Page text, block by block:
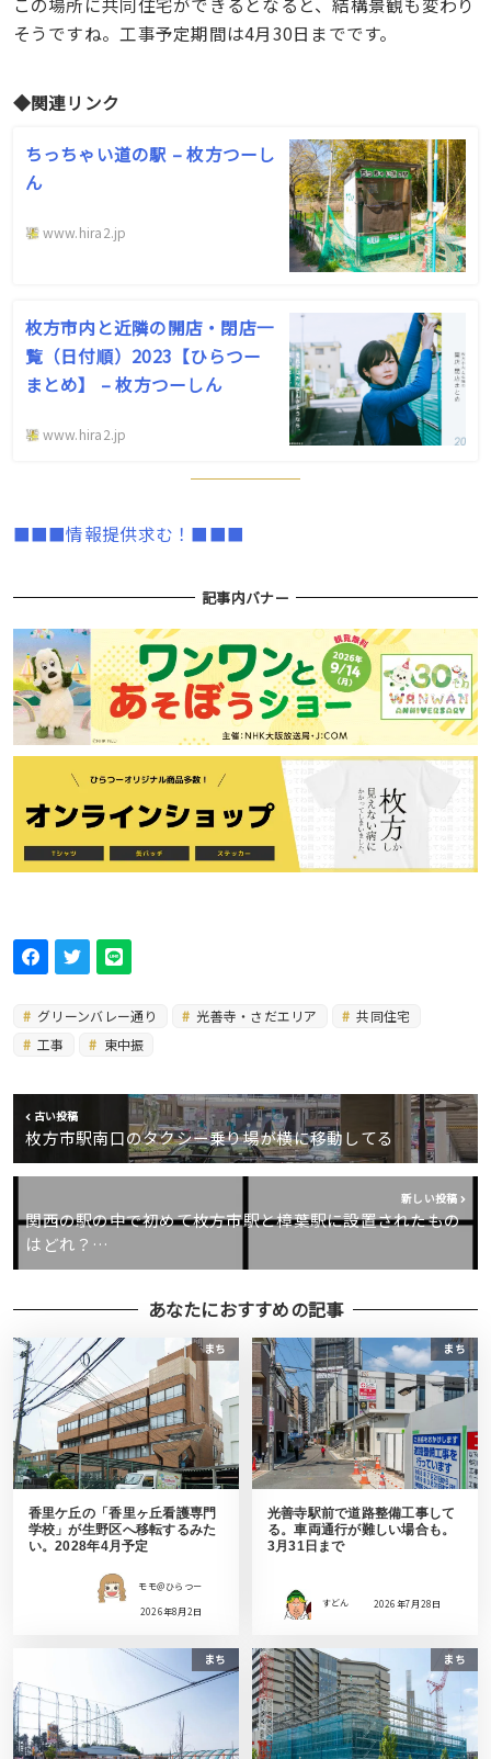
そうですね。工事予定期間は4月30日までです。
◆関連リンク
ちっちゃい道の駅 – 枚方つーし
ん
www.hira2.jp
枚方市内と近隣の開店・閉店一
覧（日付順）2023【ひらつー
まとめ】 – 枚方つーしん
www.hira2.jp
■■■情報提供求む！■■■
記事内バナー
グリーンバレー通り 光善寺・さだエリア
共同住宅
工事
東中振
古い投稿
枚方市駅南口のタクシー乗り場が横に移動してる
新しい投稿
関西の駅の中で初めて枚方市駅と樟葉駅に設置されたもの
はどれ？…
あなたにおすすめの記事
まち
香里ケ丘の「香里ヶ丘看護専門
学校」が生野区へ移転するみた
い。2028年4月予定
モモ＠ひらつー
2026年8月2日
まち
光善寺駅前で道路整備工事して
る。車両通行が難しい場合も。
3月31日まで
すどん 2026年7月28日
まち まち